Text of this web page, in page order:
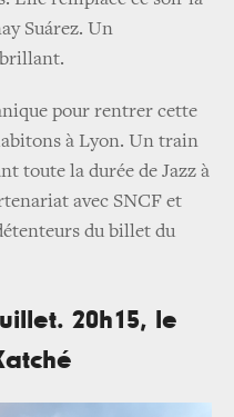
Suárez. Un
pour rentrer cette
à Lyon. Un train
toute la durée de Jazz à
avec SNCF et
du billet du
20h15, le